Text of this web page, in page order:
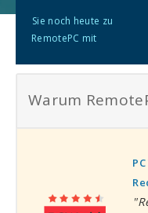
Sie noch heute zu
RemotePC mit
Warum